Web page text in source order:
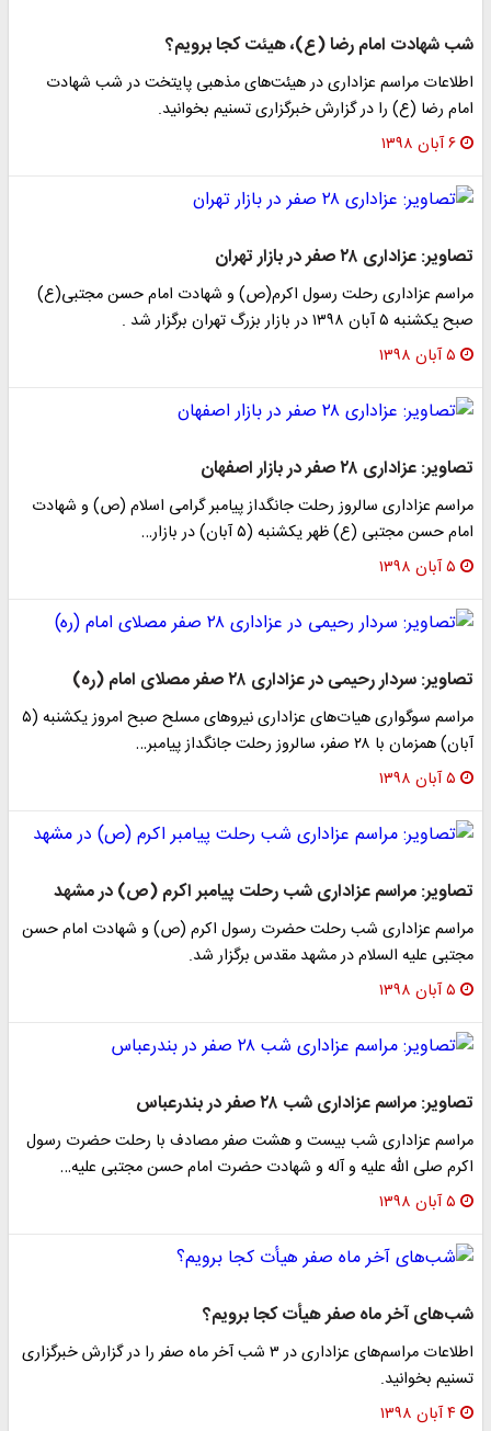
شب شهادت امام رضا (ع)، هیئت کجا برویم؟
اطلاعات مراسم عزاداری در هیئت‌های مذهبی پایتخت در شب شهادت
امام رضا (ع) را در گزارش خبرگزاری تسنیم بخوانید.
۶ آبان ۱۳۹۸
تصاویر: عزاداری ۲۸ صفر در بازار تهران
مراسم عزاداری رحلت رسول اکرم(ص) و شهادت امام حسن مجتبی(ع)
صبح یکشنبه ۵ آبان ۱۳۹۸ در بازار بزرگ تهران برگزار شد .
۵ آبان ۱۳۹۸
تصاویر: عزاداری ۲۸ صفر در بازار اصفهان
مراسم عزاداری سالروز رحلت جانگداز پیامبر گرامی اسلام (ص) و شهادت
امام حسن مجتبی (ع) ظهر یکشنبه (۵ آبان) در بازار…
۵ آبان ۱۳۹۸
تصاویر: سردار رحیمی در عزاداری ۲۸ صفر مصلای امام (ره)
مراسم سوگواری هیات‌های عزاداری نیرو‌های مسلح صبح امروز یکشنبه (۵
آبان) همزمان با ۲۸ صفر، سالروز رحلت جانگداز پیامبر…
۵ آبان ۱۳۹۸
تصاویر: مراسم عزاداری شب رحلت پیامبر اکرم (ص) در مشهد
مراسم عزاداری شب رحلت حضرت رسول اکرم (ص) و شهادت امام حسن
مجتبی علیه السلام در مشهد مقدس برگزار شد.
۵ آبان ۱۳۹۸
تصاویر: مراسم عزاداری شب ۲۸ صفر در بندرعباس
مراسم عزاداری شب بیست و هشت صفر مصادف با رحلت حضرت رسول
اکرم صلی الله علیه و آله و شهادت حضرت امام حسن مجتبی علیه…
۵ آبان ۱۳۹۸
شب‌های آخر ماه صفر هیأت کجا برویم؟
اطلاعات مراسم‌های عزاداری در ۳ شب آخر ماه صفر را در گزارش خبرگزاری
تسنیم بخوانید.
۴ آبان ۱۳۹۸